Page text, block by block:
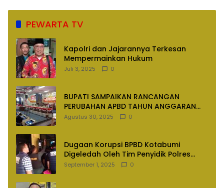
PEWARTA TV
Kapolri dan Jajarannya Terkesan
Mempermainkan Hukum
Juli 3, 2025 0
BUPATI SAMPAIKAN RANCANGAN
PERUBAHAN APBD TAHUN ANGGARAN
2025
Agustus 30, 2025 0
Dugaan Korupsi BPBD Kotabumi
Digeledah Oleh Tim Penyidik Polres
Lampung Utara
September 1, 2025 0